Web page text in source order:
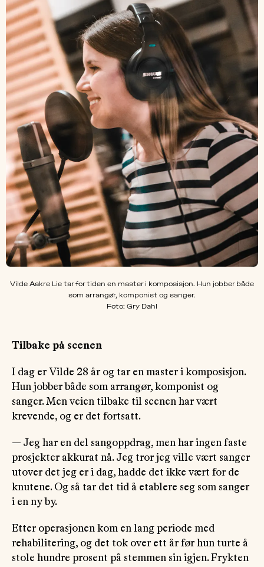
Vilde Aakre Lie tar for tiden en master i komposisjon. Hun jobber både
som arrangør, komponist og sanger.
Foto: Gry Dahl
Tilbake på scenen
I dag er Vilde 28 år og tar en master i komposisjon.
Hun jobber både som arrangør, komponist og
sanger. Men veien tilbake til scenen har vært
krevende, og er det fortsatt.
— Jeg har en del sangoppdrag, men har ingen faste
prosjekter akkurat nå. Jeg tror jeg ville vært sanger
utover det jeg er i dag, hadde det ikke vært for de
knutene. Og så tar det tid å etablere seg som sanger
i en ny by.
Etter operasjonen kom en lang periode med
rehabilitering, og det tok over ett år før hun turte å
stole hundre prosent på stemmen sin igjen. Frykten